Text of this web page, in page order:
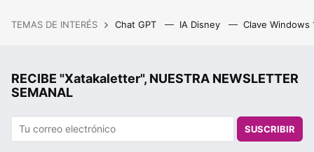
TEMAS DE INTERÉS Chat GPT IA Disney Clave Windows
RECIBE "Xatakaletter", NUESTRA NEWSLETTER
SEMANAL
SUSCRIBIR